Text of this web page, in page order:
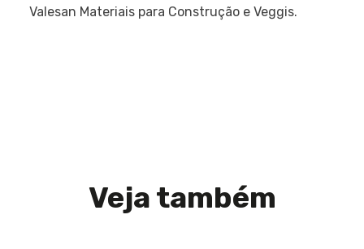
Valesan Materiais para Construção e Veggis.
Veja também